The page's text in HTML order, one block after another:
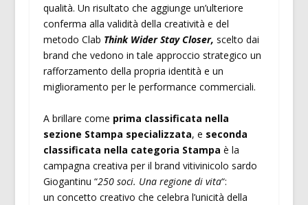
qualità. Un risultato che aggiunge un’ulteriore
conferma alla validità della creatività e del
metodo Clab Think Wider Stay Closer, scelto dai
brand che vedono in tale approccio strategico un
rafforzamento della propria identità e un
miglioramento per le performance commerciali.
A brillare come prima classificata nella
sezione Stampa specializzata, e seconda
classificata nella categoria Stampa è la
campagna creativa per il brand vitivinicolo sardo
Giogantinu “250 soci. Una regione di vita“:
un concetto creativo che celebra l’unicità della